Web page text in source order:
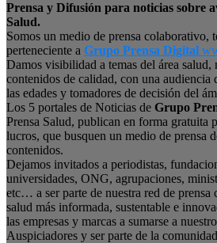
Prensa y Difusión para noticias sobre
Salud.
Somos un medio de prensa colaborativo,
perteneciente a Grupo Prensa Digital
Damos visibilidad a temas del área
contenidos de calidad, con una audiencia
las edades y tomadores de decisión del
Los 5 portales de Noticias de Grupo
Prensa Salud, publican en forma gratuita
lucros, que busquen un medio de prensa
contenidos.
Dejamos invitados a periodistas,
universidades, ONG, agrupaciones,
etc… a ser parte de nuestra red de prensa
salud más informada, sustentable e
las empresas y marcas a sumarse a
Auspiciadores y ser parte de la